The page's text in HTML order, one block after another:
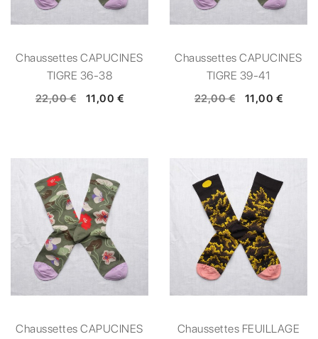
Chaussettes CAPUCINES
TIGRE 36-38
22,00 € 11,00 €
Chaussettes CAPUCINES
TIGRE 39-41
22,00 € 11,00 €
Chaussettes CAPUCINES
Chaussettes FEUILLAGE